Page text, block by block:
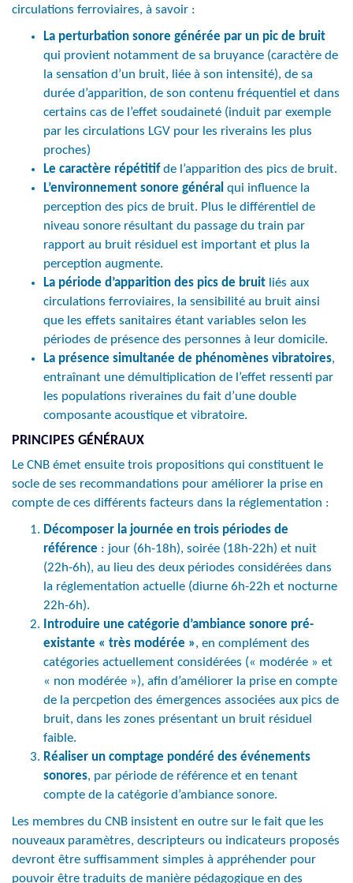
circulations ferroviaires, à savoir :
La perturbation sonore générée par un pic de bruit
qui provient notamment de sa bruyance (caractère de
la sensation d’un bruit, liée à son intensité), de sa
durée d’apparition, de son contenu fréquentiel et dans
certains cas de l’effet soudaineté (induit par exemple
par les circulations LGV pour les riverains les plus
proches)
Le caractère répétitifde l’apparition des pics de bruit.
L’environnement sonore général qui influence la
perception des pics de bruit. Plus le différentiel de
niveau sonore résultant du passage du train par
rapport au bruit résiduel est important et plus la
perception augmente.
La période d’apparition des pics de bruit liés aux
circulations ferroviaires, la sensibilité au bruit ainsi
que les effets sanitaires étant variables selon les
périodes de présence des personnes à leur domicile.
La présence simultanée de phénomènes vibratoires,
entraînant une démultiplication de l’effet ressenti par
les populations riveraines du fait d’une double
composante acoustique et vibratoire.
PRINCIPES GÉNÉRAUX
Le CNB émet ensuite trois propositions qui constituent le
socle de ses recommandations pour améliorer la prise en
compte de ces différents facteurs dans la réglementation :
Décomposer la journée en trois périodes de
référence : jour (6h-18h), soirée (18h-22h) et nuit
(22h-6h), au lieu des deux périodes considérées dans
la réglementation actuelle (diurne 6h-22h et nocturne
22h-6h).
Introduire une catégorie d’ambiance sonore pré-
existante « très modérée », en complément des
catégories actuellement considérées (« modérée » et
« non modérée »), afin d’améliorer la prise en compte
de la percpetion des émergences associées aux pics de
bruit, dans les zones présentant un bruit résiduel
faible.
Réaliser un comptage pondéré des événements
sonores, par période de référence et en tenant
compte de la catégorie d’ambiance sonore.
Les membres du CNB insistent en outre sur le fait que les
nouveaux paramètres, descripteurs ou indicateurs proposés
devront être suffisamment simples à appréhender pour
pouvoir être traduits de manière pédagogique en des